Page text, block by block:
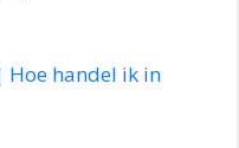
Hoe handel ik in